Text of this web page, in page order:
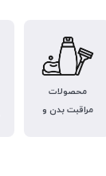
محصولات
مراقبت بدن و